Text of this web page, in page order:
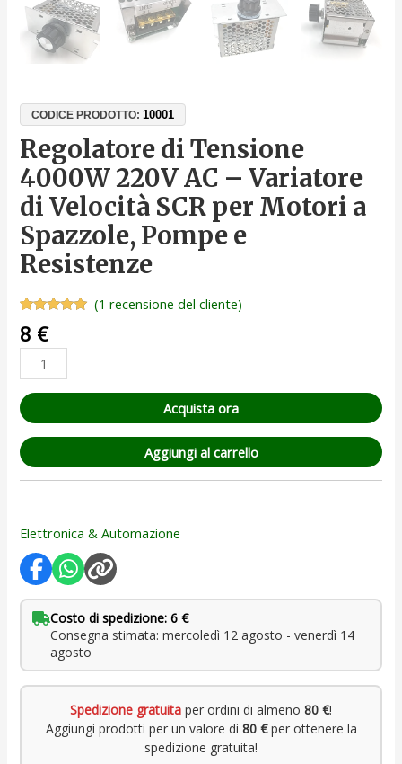
CODICE PRODOTTO:10001
Regolatore di Tensione
4000W 220V AC – Variatore
di Velocità SCR per Motori a
Spazzole, Pompe e
Resistenze
5.00su 5
su base
(1 recensione del cliente)
8 €
Acquista ora
Aggiungi al carrello
Elettronica & Automazione
Costo di spedizione: 6 €
Consegna stimata: mercoledì 12 agosto - venerdì 14
agosto
Spedizione gratuita per ordini di almeno 80 €!
Aggiungi prodotti per un valore di 80 €per ottenere la
spedizione gratuita!